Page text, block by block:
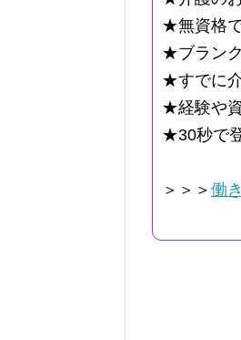
★無資格
★ブラン
★すでに
★経験や
★30秒で
＞＞＞ 働